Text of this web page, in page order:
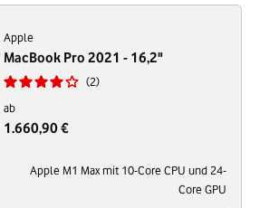
Apple
MacBook Pro 2021 - 16,2"
2
ab
1.660,90 €
Apple M1 Max mit 10-Core CPU und 24-
Core GPU